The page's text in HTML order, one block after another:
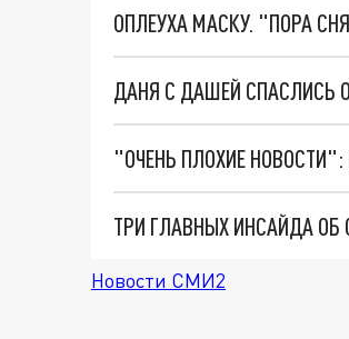
ОПЛЕУХА МАСКУ. "ПОРА
ДАНЯ С ДАШЕЙ СПАСЛИСЬ
Новости СМИ2